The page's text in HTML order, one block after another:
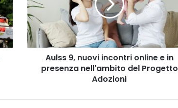
online
e
in
presenza
nell'ambito
Progetto
Aulss 9, nuovi incontri online e in
presenza nell'ambito del Progetto
Adozioni